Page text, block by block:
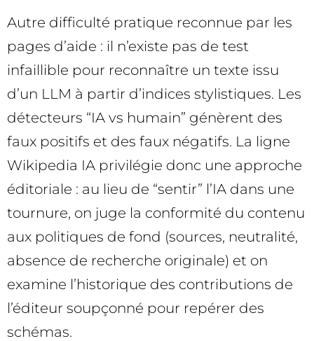
Autre difficulté pratique reconnue par les
pages d’aide : il n’existe pas de test
infaillible pour reconnaître un texte issu
d’un LLM à partir d’indices stylistiques. Les
détecteurs “IA vs humain” génèrent des
faux positifs et des faux négatifs. La ligne
Wikipedia IA privilégie donc une approche
éditoriale : au lieu de “sentir” l’IA dans une
tournure, on juge la conformité du contenu
aux politiques de fond (sources, neutralité,
absence de recherche originale) et on
examine l’historique des contributions de
l’éditeur soupçonné pour repérer des
schémas.